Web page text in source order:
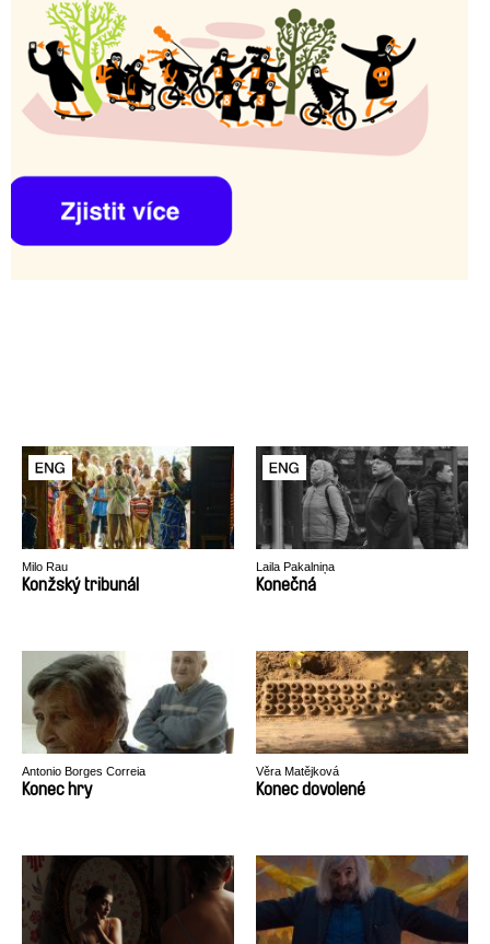
Milo Rau
Konžský tribunál
Laila Pakalniņa
Konečná
Antonio Borges Correia
Konec hry
Věra Matějková
Konec dovolené